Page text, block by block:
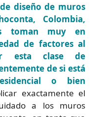
diseño de muros
Colombia,
toman muy en
de factores al
esta clase de
de si está
o bien
exactamente el
a los muros